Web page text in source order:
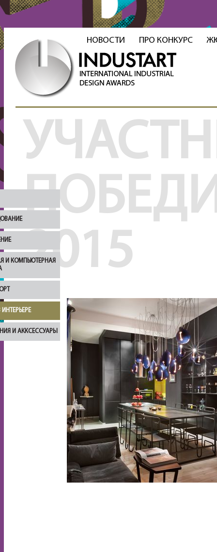
НОВОСТИ ПРО КОНКУРС
2015
И КОМПЬЮТЕРНАЯ
И АККСЕССУАРЫ